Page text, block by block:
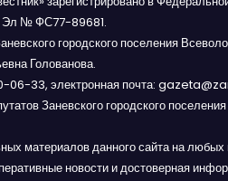
Эл № ФС77-89681.
городского поселения
Голованова.
06-33, электронная почта:
Заневского городского поселения
материалов данного сайта на
новости и достоверная